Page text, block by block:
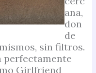
ana,
don
de
sin filtros.
perfectamente
Girlfriend